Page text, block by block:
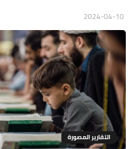
التقارير المصورة